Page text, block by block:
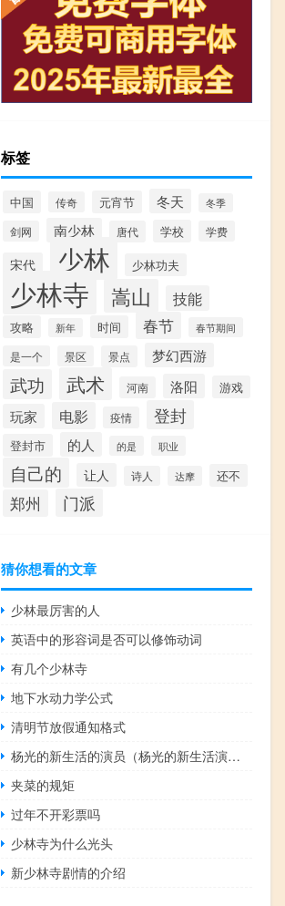
标签
中国 传奇 元宵节 冬天 冬季
剑网 南少林 唐代 学校 学费
宋代 少林 少林功夫
少林寺 嵩山 技能
攻略 新年 时间 春节 春节期间
是一个 景区 景点 梦幻西游
武功 武术 河南 洛阳 游戏
玩家 电影 疫情 登封
登封市 的人 的是 职业
自己的 让人 诗人 达摩 还不
郑州 门派
猜你想看的文章
少林最厉害的人
英语中的形容词是否可以修饰动词
有几个少林寺
地下水动力学公式
清明节放假通知格式
杨光的新生活的演员（杨光的新生活演员表）
夹菜的规矩
过年不开彩票吗
少林寺为什么光头
新少林寺剧情的介绍